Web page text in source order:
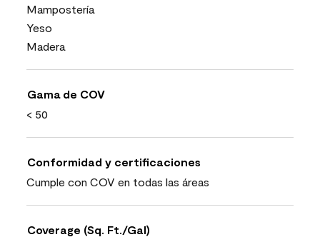
Mampostería
Yeso
Madera
Gama de COV
< 50
Conformidad y certificaciones
Cumple con COV en todas las áreas
Coverage (Sq. Ft./Gal)